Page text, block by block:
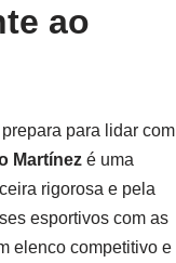
ao
para lidar com
Martínez é uma
rigorosa e pela
esportivos com as
elenco competitivo e